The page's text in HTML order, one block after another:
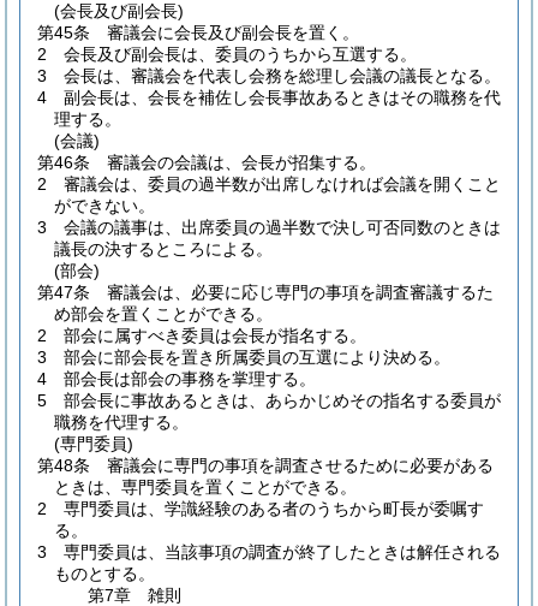
(会長及び副会長)
第45条
審議会に会長及び副会長を置く。
2
会長及び副会長は、委員のうちから互選する。
3
会長は、審議会を代表し会務を総理し会議の議長となる。
4
副会長は、会長を補佐し会長事故あるときはその職務を代
理する。
(会議)
第46条
審議会の会議は、会長が招集する。
2
審議会は、委員の過半数が出席しなければ会議を開くこと
ができない。
3
会議の議事は、出席委員の過半数で決し可否同数のときは
議長の決するところによる。
(部会)
第47条
審議会は、必要に応じ専門の事項を調査審議するた
め部会を置くことができる。
2
部会に属すべき委員は会長が指名する。
3
部会に部会長を置き所属委員の互選により決める。
4
部会長は部会の事務を掌理する。
5
部会長に事故あるときは、あらかじめその指名する委員が
職務を代理する。
(専門委員)
第48条
審議会に専門の事項を調査させるために必要がある
ときは、専門委員を置くことができる。
2
専門委員は、学識経験のある者のうちから町長が委嘱す
る。
3
専門委員は、当該事項の調査が終了したときは解任される
ものとする。
第7章
雑則